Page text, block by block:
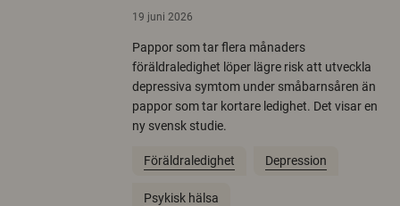
19 juni 2026
Pappor som tar flera månaders
föräldraledighet löper lägre risk att utveckla
depressiva symtom under småbarnsåren än
pappor som tar kortare ledighet. Det visar en
ny svensk studie.
Föräldraledighet Depression
Psykisk hälsa